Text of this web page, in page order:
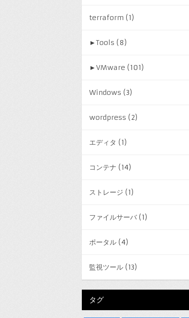
terraform (1)
►Tools (8)
►VMware (101)
Windows (3)
wordpress (2)
エディタ (1)
コンテナ (14)
ストレージ (1)
ファイルサーバ(1)
ポータル (4)
監視ツール (13)
タグ